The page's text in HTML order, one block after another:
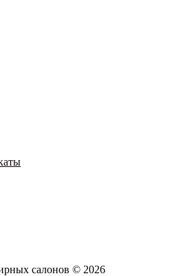
салонов © 2026